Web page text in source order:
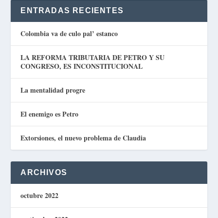
ENTRADAS RECIENTES
Colombia va de culo pal’ estanco
LA REFORMA TRIBUTARIA DE PETRO Y SU
CONGRESO, ES INCONSTITUCIONAL
La mentalidad progre
El enemigo es Petro
Extorsiones, el nuevo problema de Claudia
ARCHIVOS
octubre 2022